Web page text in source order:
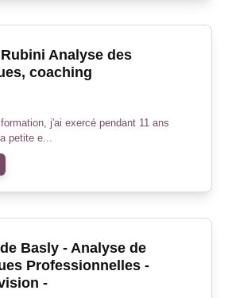
Analyse des
coaching
j'ai exercé pendant 11 ans
petite e...
Basly - Analyse de
Professionnelles -
-